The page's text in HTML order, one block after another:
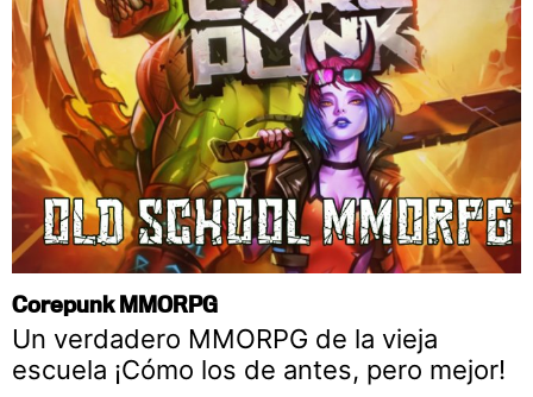
Corepunk MMORPG
Un verdadero MMORPG de la vieja
escuela ¡Cómo los de antes, pero mejor!